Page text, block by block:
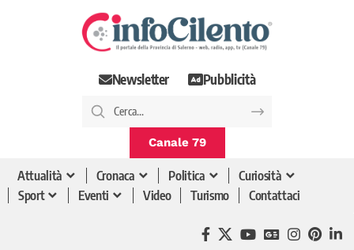
Newsletter Pubblicità
Canale 79
Attualità Cronaca Politica
Curiosità
Sport
Eventi Video Turismo Contattaci